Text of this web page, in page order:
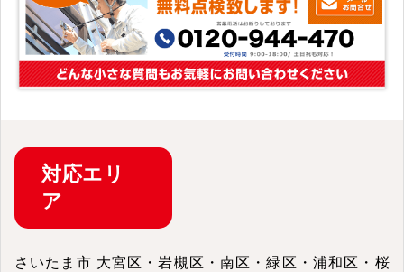
対応エリ
ア
さいたま市 大宮区・岩槻区・南区・緑区・浦和区・桜